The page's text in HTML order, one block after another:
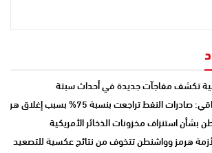
تكشف مفاجآت جديدة في أحداث سبتة
النفط تراجعت بنسبة 75% بسبب إغلاق هرمز
استنزاف مخزونات الذخائر الأمريكية
هرمز وواشنطن تتخوف من نتائج عكسية للتصعيد